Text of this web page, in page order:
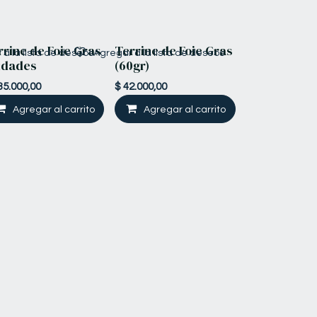
de Foie Gras
Agregar al carrito
a la lista de deseos
Terrine de Foie Gras
(60gr)
$ 42.000,00
Agregar al carrito
Agregar a la lista de deseos